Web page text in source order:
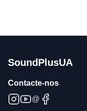
SoundPlusUA
Contacte-nos
@